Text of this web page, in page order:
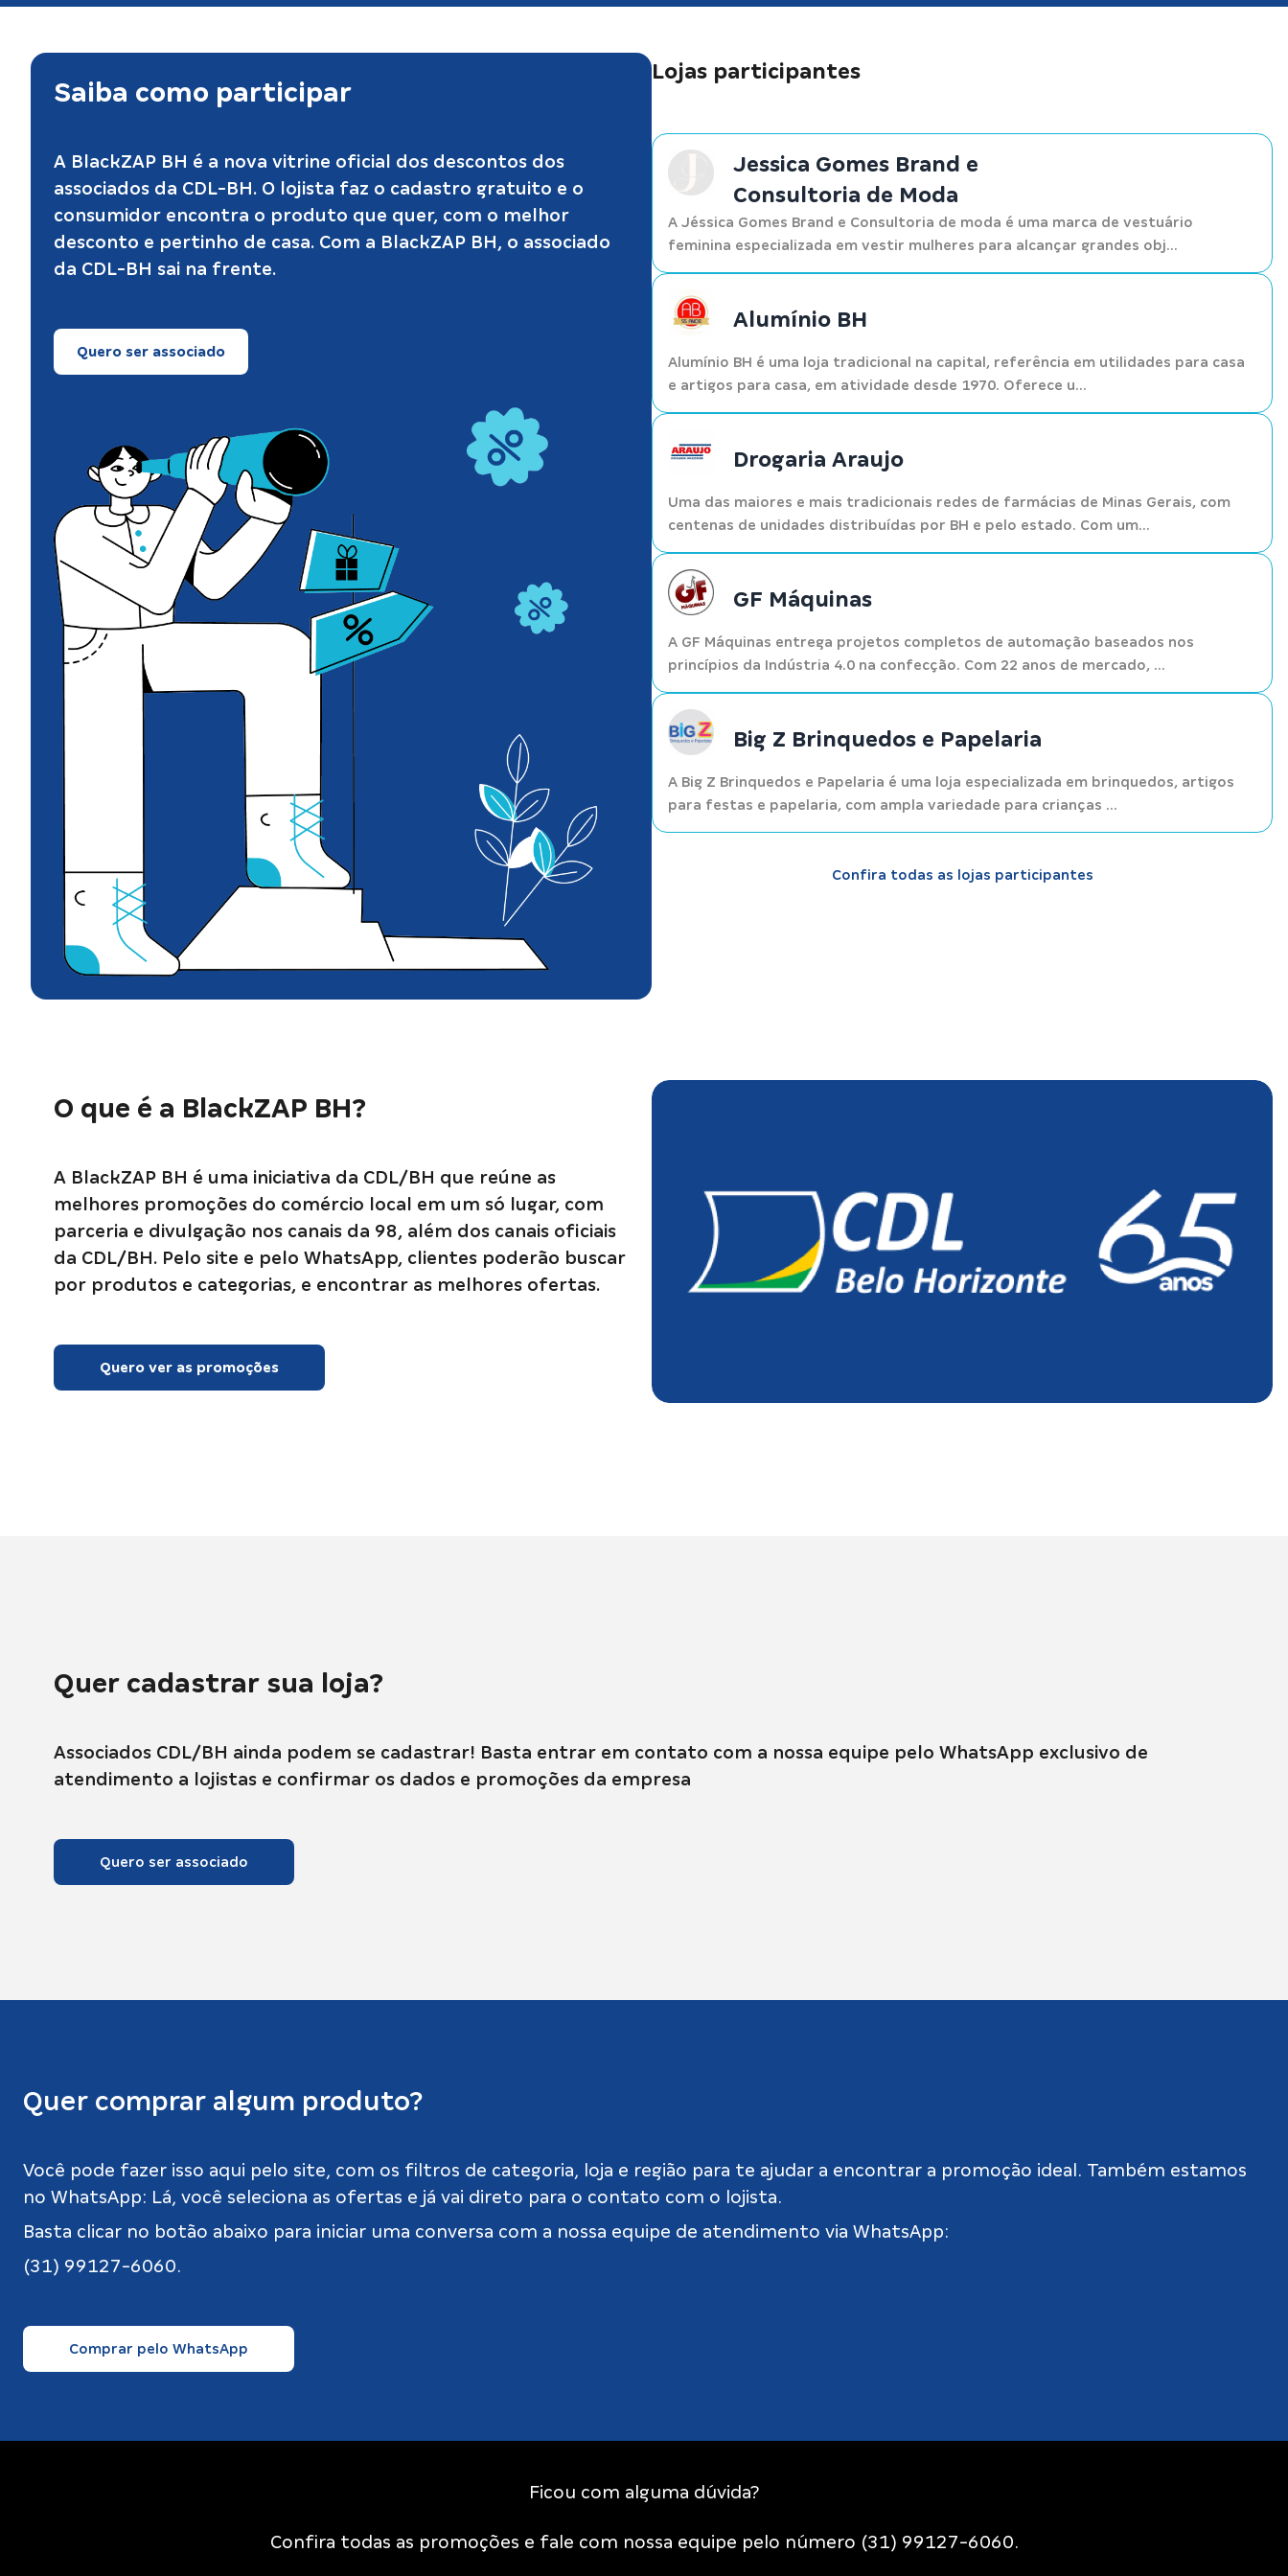
Saiba como participar
A BlackZAP BH é a nova vitrine oficial dos descontos dos
associados da CDL-BH. O lojista faz o cadastro gratuito e o
consumidor encontra o produto que quer, com o melhor
desconto e pertinho de casa. Com a BlackZAP BH, o associado
da CDL-BH sai na frente.
Quero ser associado
Lojas participantes
Jessica Gomes Brand e
Consultoria de Moda
A Jéssica Gomes Brand e Consultoria de moda é uma marca de vestuário
feminina especializada em vestir mulheres para alcançar grandes obj...
Alumínio BH
Alumínio BH é uma loja tradicional na capital, referência em utilidades para casa
e artigos para casa, em atividade desde 1970. Oferece u...
Drogaria Araujo
Uma das maiores e mais tradicionais redes de farmácias de Minas Gerais, com
centenas de unidades distribuídas por BH e pelo estado. Com um...
GF Máquinas
A GF Máquinas entrega projetos completos de automação baseados nos
princípios da Indústria 4.0 na confecção. Com 22 anos de mercado, ...
Big Z Brinquedos e Papelaria
A Big Z Brinquedos e Papelaria é uma loja especializada em brinquedos, artigos
para festas e papelaria, com ampla variedade para crianças ...
Confira todas as lojas participantes
O que é a BlackZAP BH?
A BlackZAP BH é uma iniciativa da CDL/BH que reúne as
melhores promoções do comércio local em um só lugar, com
parceria e divulgação nos canais da 98, além dos canais oficiais
da CDL/BH. Pelo site e pelo WhatsApp, clientes poderão buscar
por produtos e categorias, e encontrar as melhores ofertas.
Quero ver as promoções
Quer cadastrar sua loja?
Associados CDL/BH ainda podem se cadastrar! Basta entrar em contato com a nossa equipe pelo WhatsApp exclusivo de
atendimento a lojistas e confirmar os dados e promoções da empresa
Quero ser associado
Quer comprar algum produto?
Você pode fazer isso aqui pelo site, com os filtros de categoria, loja e região para te ajudar a encontrar a promoção ideal. Também estamos
no WhatsApp: Lá, você seleciona as ofertas e já vai direto para o contato com o lojista.
Basta clicar no botão abaixo para iniciar uma conversa com a nossa equipe de atendimento via WhatsApp:
(31) 99127-6060.
Comprar pelo WhatsApp
Ficou com alguma dúvida?
Confira todas as promoções e fale com nossa equipe pelo número (31) 99127-6060.